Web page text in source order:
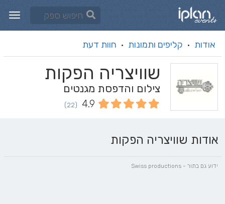
אודות · קליפים ותמונות · חוות דעת
שוויצריה הפקות
צילום והדפסת מגנטים
4.9
(22)
אודות שוויצריה הפקות
ידוע גם בתור - Swiss productions